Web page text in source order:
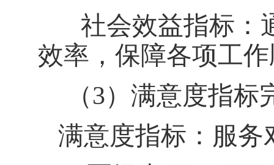
社会效益指标：
效率，保障各项工
（3） 满意度指标
满意度指标 ：服